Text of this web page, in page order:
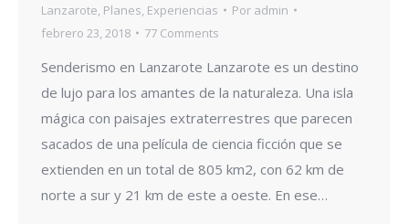
Lanzarote Planes Experiencias Por admin
febrero 23, 2018
77 Comments
Senderismo en Lanzarote Lanzarote es un destino
de lujo para los amantes de la naturaleza. Una isla
mágica con paisajes extraterrestres que parecen
sacados de una película de ciencia ficción que se
extienden en un total de 805 km2, con 62 km de
norte a sur y 21 km de este a oeste. En ese…